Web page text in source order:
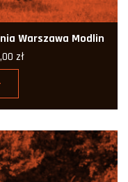
Warszawa Modlin
złZakres
do
900,00 zł